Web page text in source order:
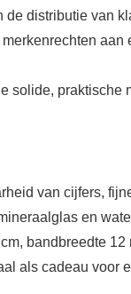
distributie van
solide, praktische
van cijfers,
en
bandbreedte 12
als cadeau voor